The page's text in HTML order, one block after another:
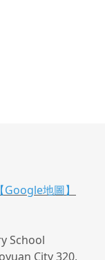
【Google地圖】
School
City 320,